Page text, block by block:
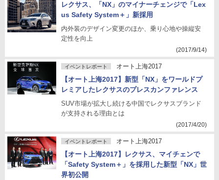
レクサス、「NX」のマイナーチェンジで「Lex
us Safety System＋」新採用
内外装のデザイン変更のほか、乗り心地や操縦安
定性を向上
(2017/9/14)
イベントレポート オート上海2017
【オート上海2017】新型「NX」をワールドプ
レミアしたレクサスのプレスカンファレンス
SUV市場が拡大し続ける中国でレクサスブランド
が支持される理由とは
(2017/4/20)
イベントレポート オート上海2017
【オート上海2017】レクサス、マイチェンで
「Safety System＋」を採用した新型「NX」世
界初公開